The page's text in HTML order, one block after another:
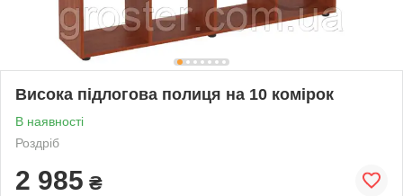
Висока підлогова полиця на 10 комірок
В наявності
Роздріб
2 985 ₴